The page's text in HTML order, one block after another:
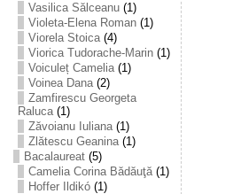
Vasilica Sălceanu(1)
Violeta-Elena Roman(1)
Viorela Stoica(4)
Viorica Tudorache-Marin(1)
Voiculeț Camelia(1)
Voinea Dana(2)
Zamfirescu Georgeta
Raluca(1)
Zăvoianu Iuliana(1)
Zlătescu Geanina(1)
Bacalaureat(5)
Camelia Corina Bădăuţă(1)
Hoffer Ildikó(1)